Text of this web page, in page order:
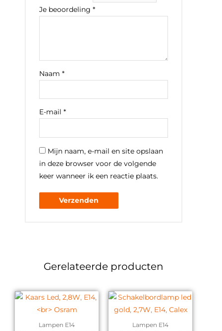
Je beoordeling*
Naam*
E-mail*
Mijn naam, e-mail en site opslaan
in deze browser voor de volgende
keer wanneer ik een reactie plaats.
Gerelateerde producten
Lampen E14 Lampen E14